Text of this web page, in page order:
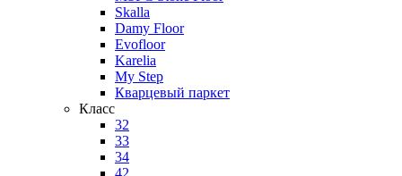
Skalla
Damy Floor
Evofloor
Karelia
My Step
Кварцевый паркет
Класс
32
33
34
42